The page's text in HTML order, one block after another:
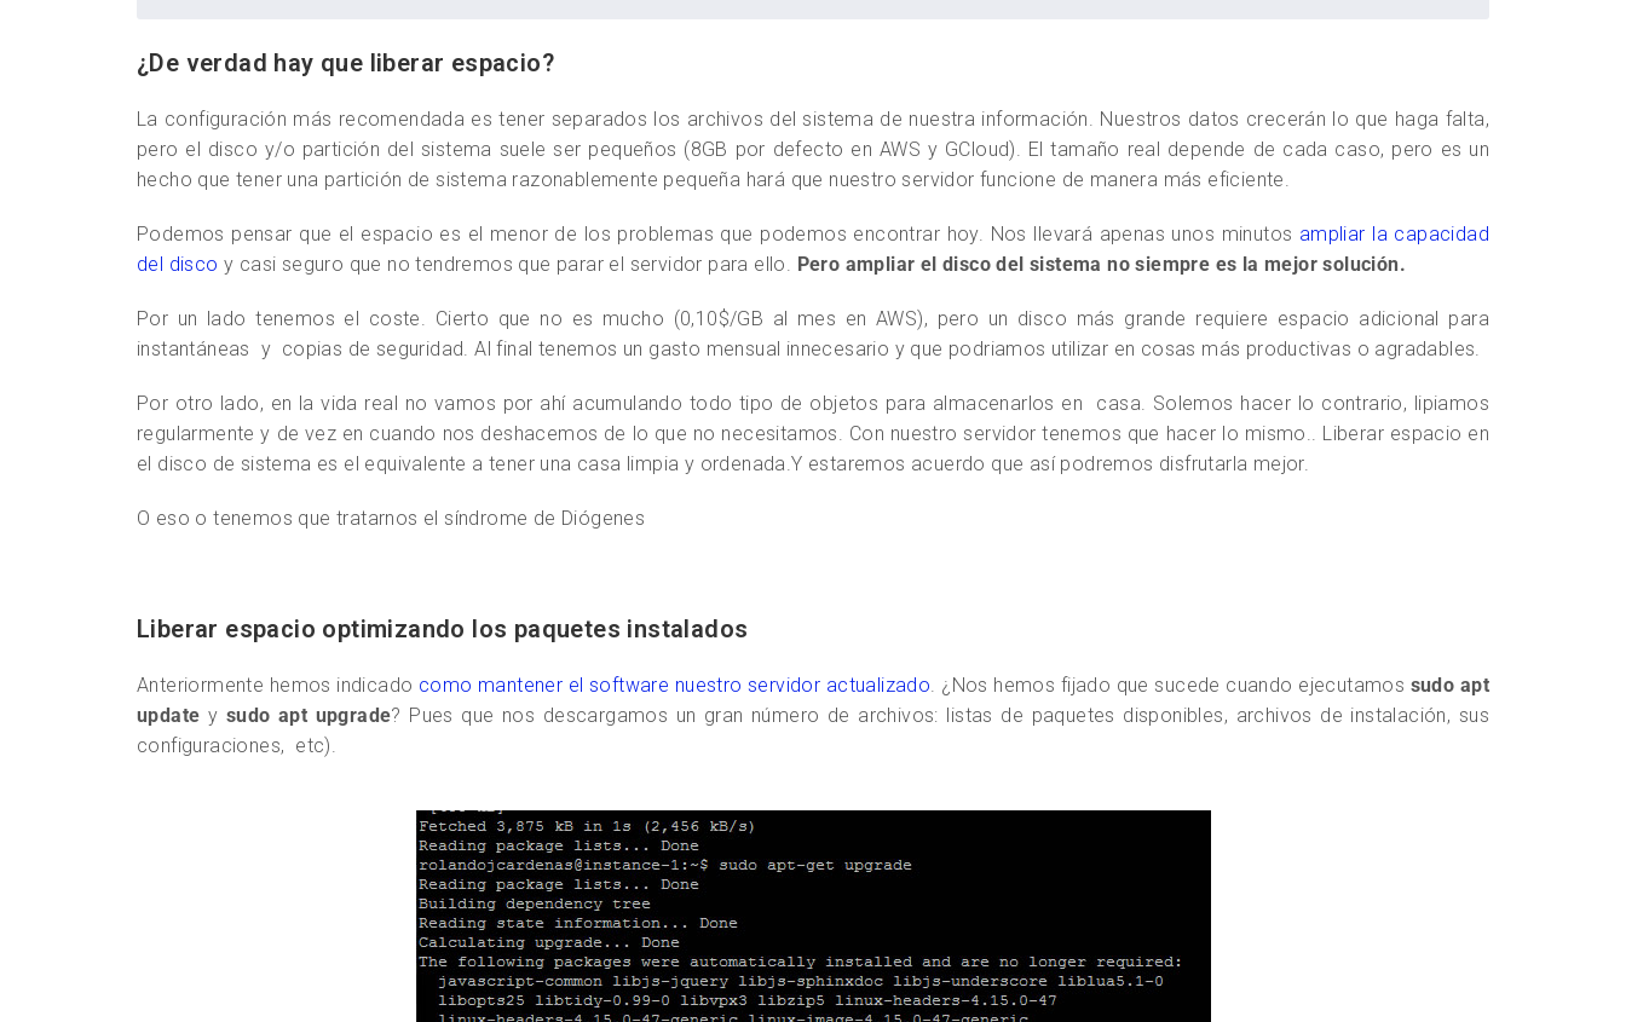
¿De verdad hay que liberar espacio?
La configuración más recomendada es tener separados los archivos del sistema de nuestra información. Nuestros datos crecerán lo que haga falta,
pero el disco y/o partición del sistema suele ser pequeños (8GB por defecto en AWS y GCloud). El tamaño real depende de cada caso, pero es un
hecho que tener una partición de sistema razonablemente pequeña hará que nuestro servidor funcione de manera más eficiente.
Podemos pensar que el espacio es el menor de los problemas que podemos encontrar hoy. Nos llevará apenas unos minutos ampliar la capacidad
del disco y casi seguro que no tendremos que parar el servidor para ello. Pero ampliar el disco del sistema no siempre es la mejor solución.
Por un lado tenemos el coste. Cierto que no es mucho (0,10$/GB al mes en AWS), pero un disco más grande requiere espacio adicional para
instantáneas y copias de seguridad. Al final tenemos un gasto mensual innecesario y que podriamos utilizar en cosas más productivas o agradables.
Por otro lado, en la vida real no vamos por ahí acumulando todo tipo de objetos para almacenarlos en casa. Solemos hacer lo contrario, lipiamos
regularmente y de vez en cuando nos deshacemos de lo que no necesitamos. Con nuestro servidor tenemos que hacer lo mismo.. Liberar espacio en
el disco de sistema es el equivalente a tener una casa limpia y ordenada.Y estaremos acuerdo que así podremos disfrutarla mejor.
O eso o tenemos que tratarnos el síndrome de Diógenes
Liberar espacio optimizando los paquetes instalados
Anteriormente hemos indicado como mantener el software nuestro servidor actualizado. ¿Nos hemos fijado que sucede cuando ejecutamos sudo apt
update y sudo apt upgrade? Pues que nos descargamos un gran número de archivos: listas de paquetes disponibles, archivos de instalación, sus
configuraciones, etc).